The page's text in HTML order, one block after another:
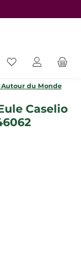
Du hast 0
Autour du Monde
Caselio